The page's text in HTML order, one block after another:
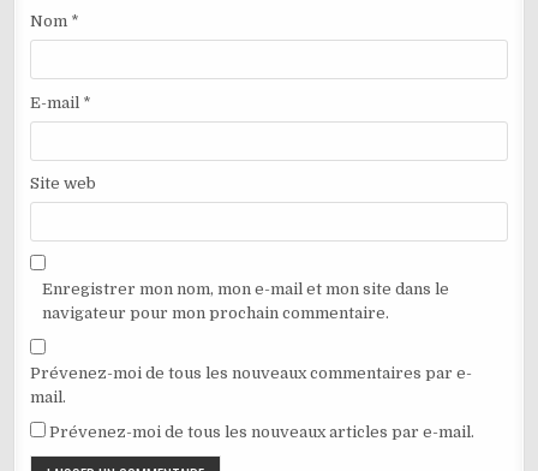
Nom *
E-mail *
Site web
Enregistrer mon nom, mon e-mail et mon site dans le
navigateur pour mon prochain commentaire.
Prévenez-moi de tous les nouveaux commentaires par e-
mail.
Prévenez-moi de tous les nouveaux articles par e-mail.